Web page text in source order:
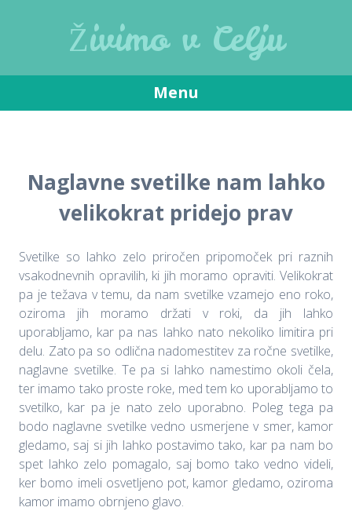
Živimo v Celju
Menu
Naglavne svetilke nam lahko
velikokrat pridejo prav
Svetilke so lahko zelo priročen pripomoček pri raznih
vsakodnevnih opravilih, ki jih moramo opraviti. Velikokrat
pa je težava v temu, da nam svetilke vzamejo eno roko,
oziroma jih moramo držati v roki, da jih lahko
uporabljamo, kar pa nas lahko nato nekoliko limitira pri
delu. Zato pa so odlična nadomestitev za ročne svetilke,
naglavne svetilke. Te pa si lahko namestimo okoli čela,
ter imamo tako proste roke, med tem ko uporabljamo to
svetilko, kar pa je nato zelo uporabno. Poleg tega pa
bodo naglavne svetilke vedno usmerjene v smer, kamor
gledamo, saj si jih lahko postavimo tako, kar pa nam bo
spet lahko zelo pomagalo, saj bomo tako vedno videli,
ker bomo imeli osvetljeno pot, kamor gledamo, oziroma
kamor imamo obrnjeno glavo.